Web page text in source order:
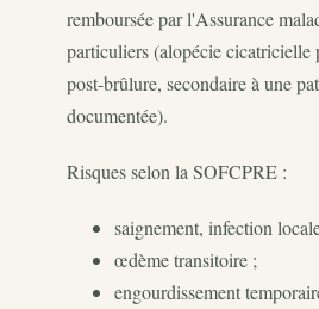
remboursée par l'Assurance
particuliers (alopécie cicatricielle
post-brûlure, secondaire à une
documentée).
Risques selon la SOFCPRE :
saignement, infection
œdème transitoire ;
engourdissement